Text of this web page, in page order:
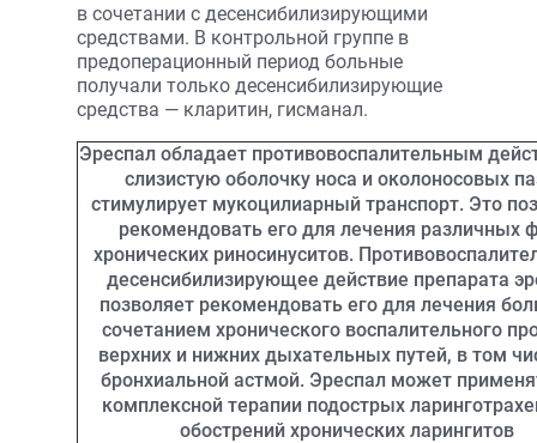
в сочетании с десенсибилизирующими
средствами. В контрольной группе в
предоперационный период больные
получали только десенсибилизирующие
средства — кларитин, гисманал.
Эреспал обладает противовоспалительным
слизистую оболочку носа и околоносовых
стимулирует мукоцилиарный транспорт. Это
рекомендовать его для лечения различных
хронических риносинуситов.
десенсибилизирующее действие препарата
позволяет рекомендовать его для лечения
сочетанием хронического воспалительного
верхних и нижних дыхательных путей, в том
бронхиальной астмой. Эреспал может
комплексной терапии подострых
обострений хронических ларингитов